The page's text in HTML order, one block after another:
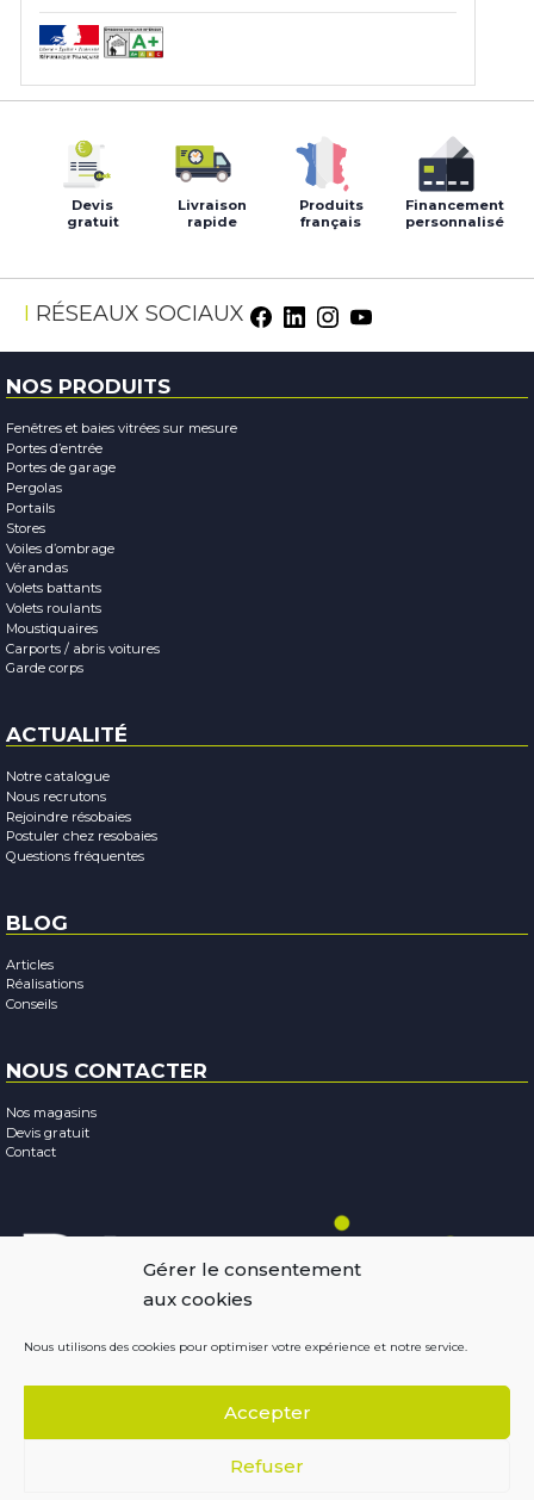
Gérer le consentement
aux cookies
Nous utilisons des cookies pour optimiser votre expérience et notre service.
Accepter
Refuser
Devis
gratuit
Livraison
rapide
Produits
français
Financement
personnalisé
RÉSEAUX SOCIAUX Facebook
LinkedIn
Instagram
Youtube
NOS PRODUITS
Fenêtres et baies vitrées sur mesure
Portes d’entrée
Portes de garage
Pergolas
Portails
Stores
Voiles d’ombrage
Vérandas
Volets battants
Volets roulants
Moustiquaires
Carports / abris voitures
Garde corps
ACTUALITÉ
Notre catalogue
Nous recrutons
Rejoindre résobaies
Postuler chez resobaies
Questions fréquentes
BLOG
Articles
Réalisations
Conseils
NOUS CONTACTER
Nos magasins
Devis gratuit
Contact